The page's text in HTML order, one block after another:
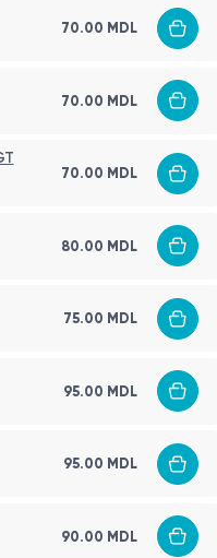
70.00 MDL
70.00 MDL
70.00 MDL
80.00 MDL
75.00 MDL
95.00 MDL
95.00 MDL
90.00 MDL